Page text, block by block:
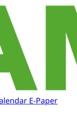
E-Paper